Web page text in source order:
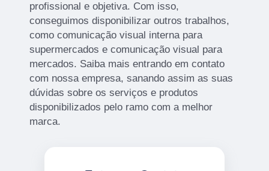
profissional e objetiva. Com isso,
conseguimos disponibilizar outros trabalhos,
como comunicação visual interna para
supermercados e comunicação visual para
mercados. Saiba mais entrando em contato
com nossa empresa, sanando assim as suas
dúvidas sobre os serviços e produtos
disponibilizados pelo ramo com a melhor
marca.